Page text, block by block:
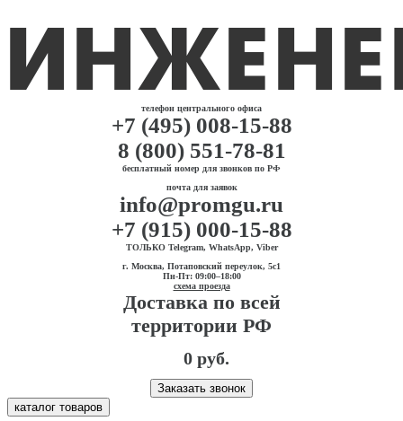
телефон центрального офиса
+7 (495) 008-15-88
8 (800) 551-78-81
бесплатный номер для звонков по РФ
почта для заявок
info@promgu.ru
+7 (915) 000-15-88
ТОЛЬКО Telegram, WhatsApp, Viber
г. Москва, Потаповский переулок, 5с1
Пн-Пт: 09:00–18:00
схема проезда
Доставка по всей
территории РФ
0 руб.
Заказать звонок
каталог товаров